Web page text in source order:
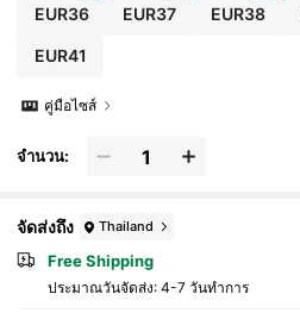
EUR36 EUR37 EUR38
EUR41
คู่มือไซส์
จำนวน:
จัดส่งถึง Thailand
Free Shipping
ประมาณวันจัดส่ง: 4-7 วันทำการ